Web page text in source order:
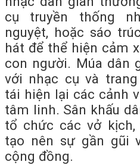
cụ truyền thống
nguyệt, hoặc sáo
hát để thể hiện cảm
con người. Múa dân
với nhạc cụ và
tái hiện lại các cảnh
tâm linh. Sân khấu
tổ chức các vở kịch,
tạo nên sự gần gũi
cộng đồng.